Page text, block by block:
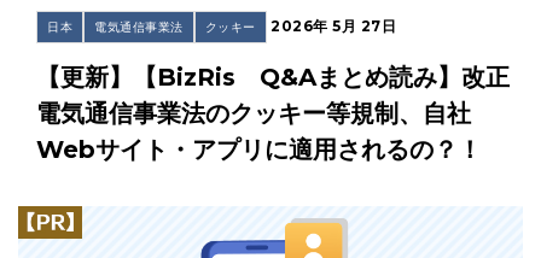
日本 電気通信事業法 クッキー 2026年 5月 27日
【更新】【BizRis Q&Aまとめ読み】改正
電気通信事業法のクッキー等規制、自社
Webサイト・アプリに適用されるの？！